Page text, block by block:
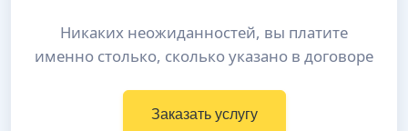
Никаких неожиданностей, вы платите
именно столько, сколько указано в договоре
Заказать услугу